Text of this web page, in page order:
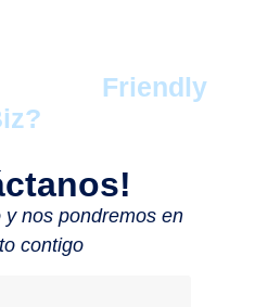
Friendly
nos pondremos en
contigo